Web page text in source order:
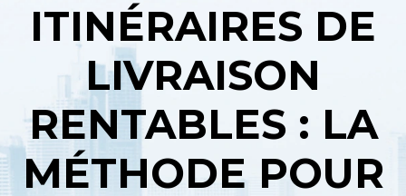
ITINÉRAIRES DE
LIVRAISON
RENTABLES : LA
MÉTHODE POUR